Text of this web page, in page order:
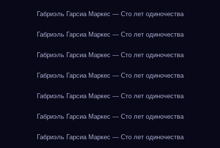
Габриэль Гарсиа Маркес — Сто лет одиночества
Габриэль Гарсиа Маркес — Сто лет одиночества
Габриэль Гарсиа Маркес — Сто лет одиночества
Габриэль Гарсиа Маркес — Сто лет одиночества
Габриэль Гарсиа Маркес — Сто лет одиночества
Габриэль Гарсиа Маркес — Сто лет одиночества
Габриэль Гарсиа Маркес — Сто лет одиночества